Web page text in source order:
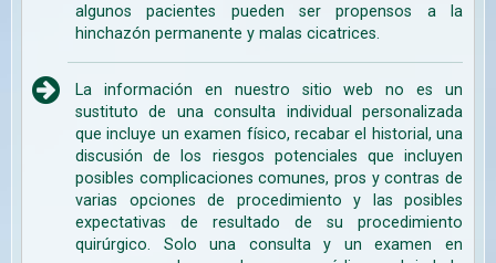
algunos pacientes pueden ser propensos a la
hinchazón permanente y malas cicatrices.
La información en nuestro sitio web no es un
sustituto de una consulta individual personalizada
que incluye un examen físico, recabar el historial, una
discusión de los riesgos potenciales que incluyen
posibles complicaciones comunes, pros y contras de
varias opciones de procedimiento y las posibles
expectativas de resultado de su procedimiento
quirúrgico. Solo una consulta y un examen en